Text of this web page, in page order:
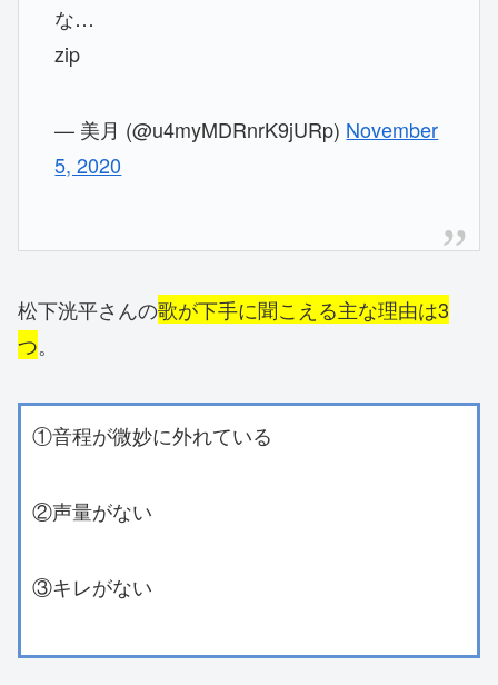
な…
zip
— 美月 (@u4myMDRnrK9jURp) November
5, 2020
松下洸平さんの歌が下手に聞こえる主な理由は3
つ。
①音程が微妙に外れている
②声量がない
③キレがない